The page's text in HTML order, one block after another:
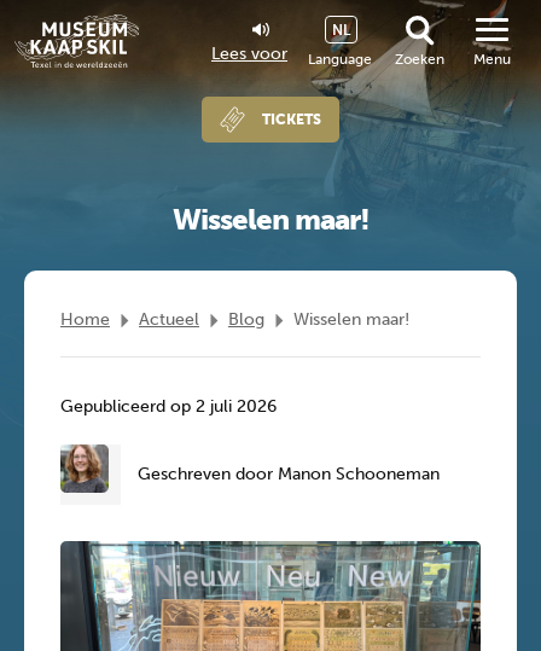
Lees voor Language
NL
Zoeken
TICKETS
Menu
Wisselen maar!
Home Actueel Blog Wisselen maar!
Gepubliceerd op 2 juli 2026
Geschreven door Manon Schooneman